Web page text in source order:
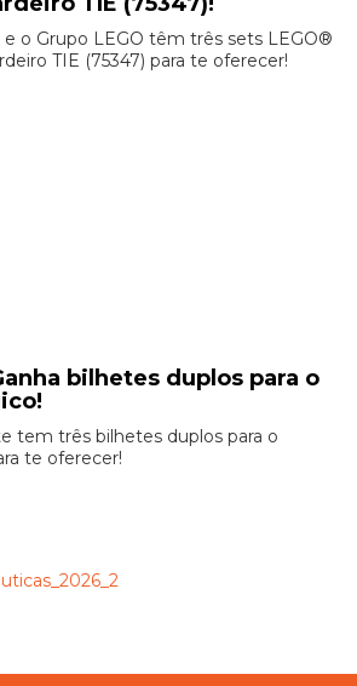
o Grupo LEGO têm três sets LEGO®
TIE (75347) para te oferecer!
bilhetes duplos para o
tem três bilhetes duplos para o
te oferecer!